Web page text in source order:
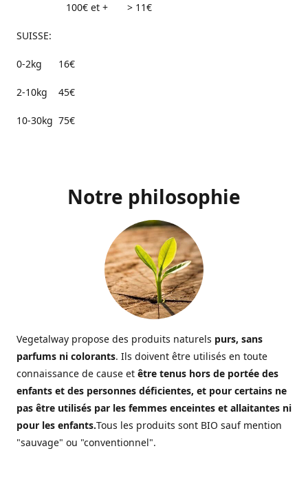
100€ et + > 11€
SUISSE:
0-2kg 16€
2-10kg 45€
10-30kg 75€
Notre philosophie
Vegetalway propose des produits naturels purs, sans
parfums ni colorants. Ils doivent être utilisés en toute
connaissance de cause et être tenus hors de portée des
enfants et des personnes déficientes, et pour certains ne
pas être utilisés par les femmes enceintes et allaitantes ni
pour les enfants.Tous les produits sont BIO sauf mention
"sauvage" ou "conventionnel".